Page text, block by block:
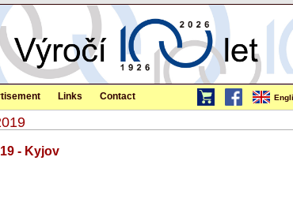
Links Contact
- Kyjov